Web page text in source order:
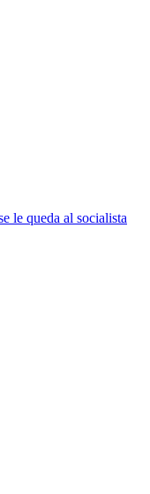
le queda al socialista